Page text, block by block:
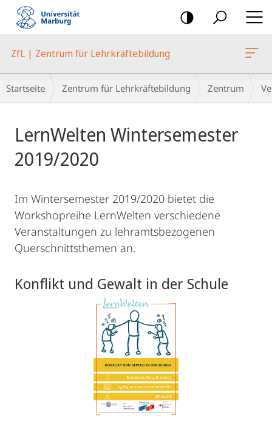
Mobile-
Navigation
ZfL | Zentrum für Lehrkräftebildung
Breadcrumb-
Navigation
Startseite Zentrum für Lehrkräftebildung Zentrum
LernWelten Wintersemester
2019/2020
Im Wintersemester 2019/2020 bietet die
Workshopreihe LernWelten verschiedene
Veranstaltungen zu lehramtsbezogenen
Querschnittsthemen an.
Konflikt und Gewalt in der Schule